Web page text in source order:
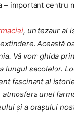
– important centru
, un tezaur al
Această
Vă vom ghida
lungul secolelor.
fascinant al
unei
și a orașului